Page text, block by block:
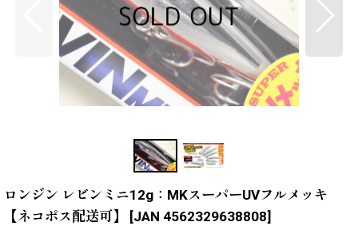
ロンジン レビンミニ12g：MKスーパーUVフルメッキ
【ネコポス配送可】
[JAN 4562329638808]